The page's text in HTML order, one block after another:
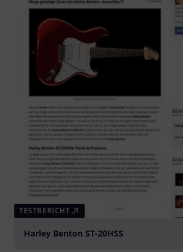
TESTBERICHT
Harley Benton ST-20HSS